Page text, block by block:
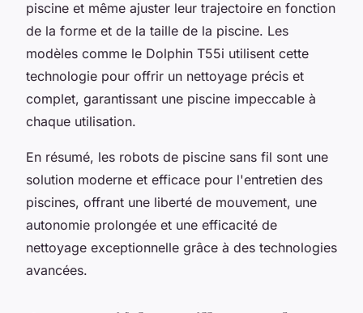
piscine et même ajuster leur trajectoire en fonction
de la forme et de la taille de la piscine. Les
modèles comme le Dolphin T55i utilisent cette
technologie pour offrir un nettoyage précis et
complet, garantissant une piscine impeccable à
chaque utilisation.
En résumé, les robots de piscine sans fil sont une
solution moderne et efficace pour l'entretien des
piscines, offrant une liberté de mouvement, une
autonomie prolongée et une efficacité de
nettoyage exceptionnelle grâce à des technologies
avancées.